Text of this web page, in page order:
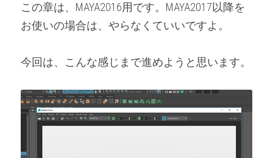
この章は、MAYA2016用です。MAYA2017以降を
お使いの場合は、やらなくていいですよ。
今回は、こんな感じまで進めようと思います。